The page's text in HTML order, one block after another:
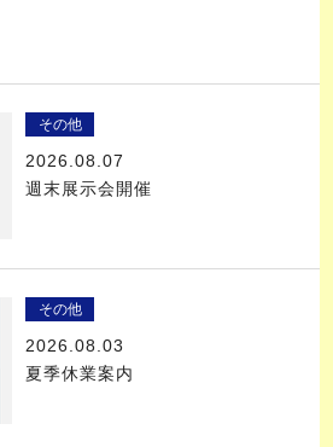
その他
2026.08.07
週末展示会開催
その他
2026.08.03
夏季休業案内